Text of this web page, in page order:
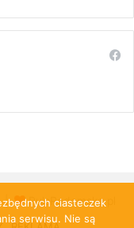
| PulsRadomska.pl
ciasteczek
serwisu. Nie są